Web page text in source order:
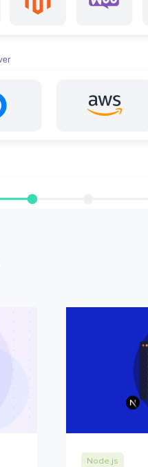
Node.js